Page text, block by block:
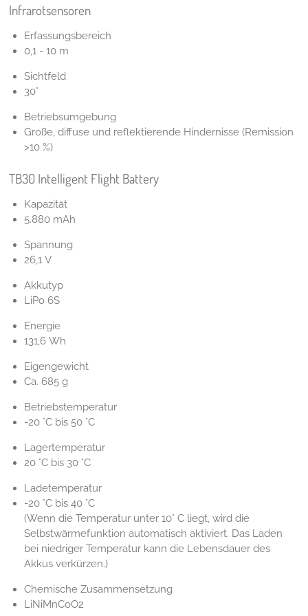
Infrarotsensoren
Erfassungsbereich
0,1 - 10 m
Sichtfeld
30°
Betriebsumgebung
Große, diffuse und reflektierende Hindernisse (Remission
>10 %)
TB30 Intelligent Flight Battery
Kapazität
5.880 mAh
Spannung
26,1 V
Akkutyp
LiPo 6S
Energie
131,6 Wh
Eigengewicht
Ca. 685 g
Betriebstemperatur
-20 °C bis 50 °C
Lagertemperatur
20 °C bis 30 °C
Ladetemperatur
-20 °C bis 40 °C
(Wenn die Temperatur unter 10° C liegt, wird die
Selbstwärmefunktion automatisch aktiviert. Das Laden
bei niedriger Temperatur kann die Lebensdauer des
Akkus verkürzen.)
Chemische Zusammensetzung
LiNiMnCoO2